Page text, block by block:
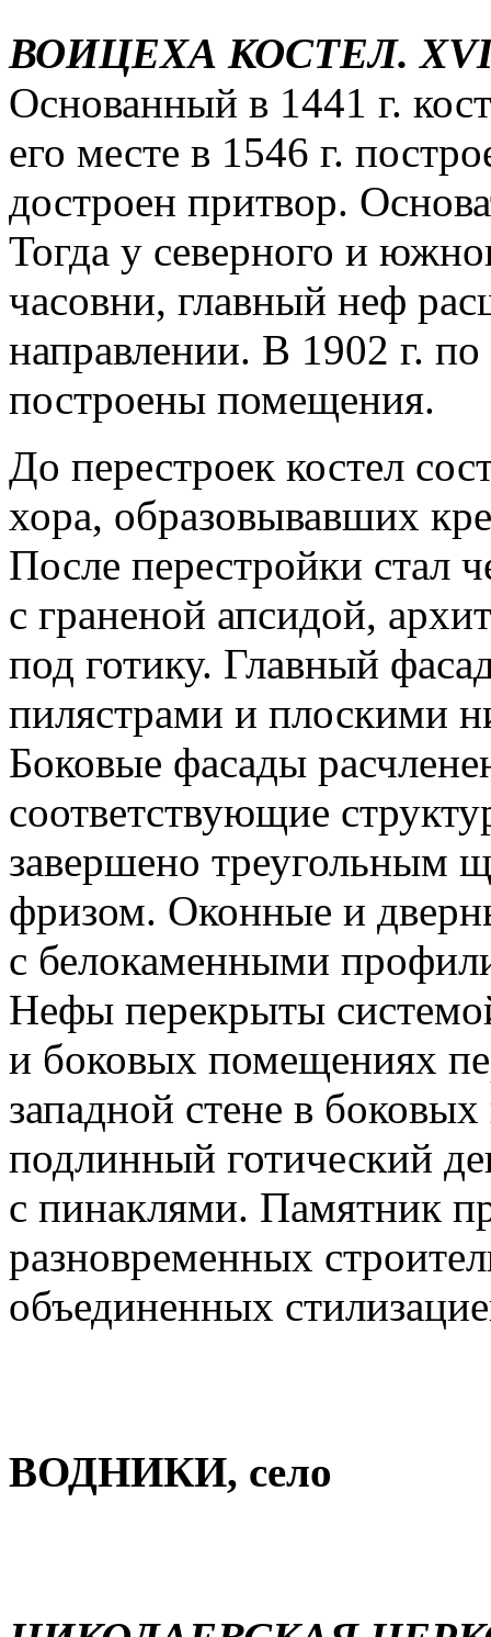
ВОИЦЕХА КОСТЕЛ.
Основанный в 1441 г.
его месте в 1546 г.
достроен притвор.
Тогда у северного и
часовни, главный неф
направлении. В 1902 г.
построены помещения.
До перестроек костел
хора, образовывавших
После перестройки стал
с граненой апсидой,
под готику. Главный
пилястрами и плоскими
Боковые фасады
соответствующие
завершено треугольным
фризом. Оконные и
с белокаменными
Нефы перекрыты
и боковых помещениях
западной стене в
подлинный готический
с пинаклями. Памятник
разновременных
объединенных
ВОДНИКИ, село